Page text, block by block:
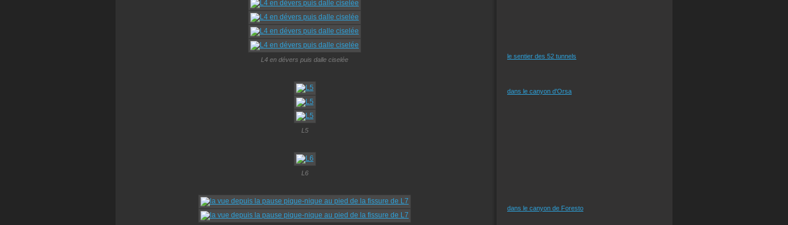
L4 en dévers puis dalle ciselée
L5
L6
le sentier des 52 tunnels
dans le canyon d'Orsa
dans le canyon de Foresto